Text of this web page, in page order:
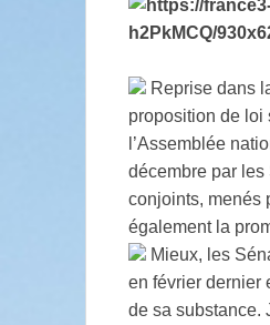
Reprise dans
proposition de loi
l’Assemblée
décembre par les
conjoints, menés
également la
Mieux, les
en février dernier
de sa substance.